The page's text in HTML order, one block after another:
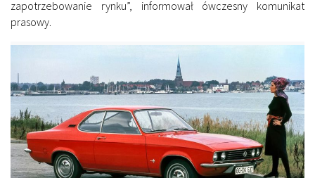
zapotrzebowanie rynku”, informował ówczesny komunikat
prasowy.